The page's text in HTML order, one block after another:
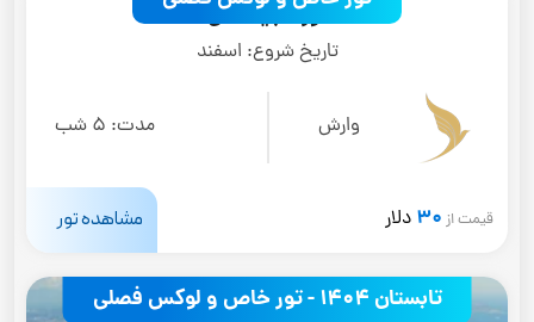
تور تاجیکستان
تاریخ شروع: اسفند
وارش مدت: 5 شب
قیمت از 30 دلار مشاهده تور
تابستان 1404 - تور خاص و لوکس فصلی